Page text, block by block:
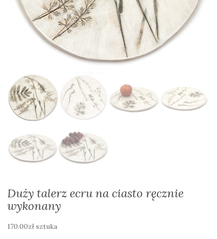
Duży talerz ecru na ciasto ręcznie
wykonany
170.00zł sztuka